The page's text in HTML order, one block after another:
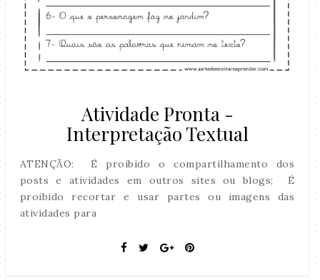
Atividade Pronta -
Interpretação Textual
ATENÇÃO: É proibido o compartilhamento dos
posts e atividades em outros sites ou blogs; É
proibido recortar e usar partes ou imagens das
atividades para